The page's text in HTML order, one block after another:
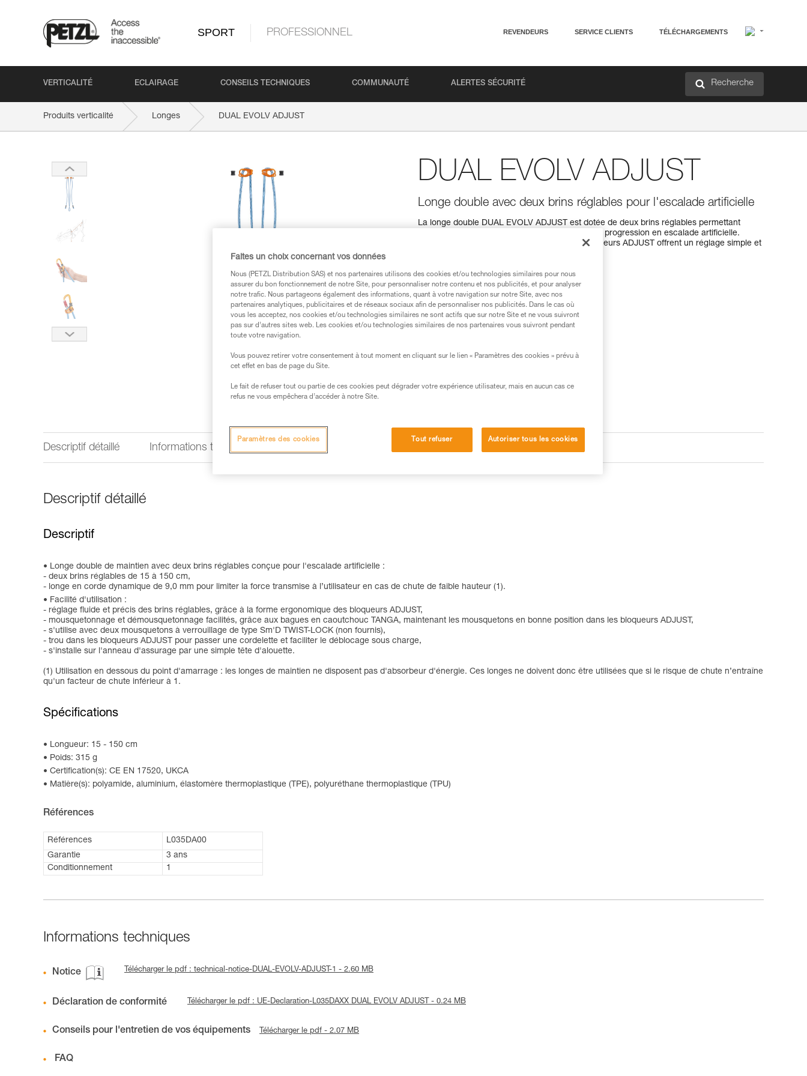
SPORT PROFESSIONNEL REVENDEURS SERVICE CLIENTS TÉLÉCHARGEMENTS
VERTICALITÉ ECLAIRAGE CONSEILS TECHNIQUES COMMUNAUTÉ ALERTES SÉCURITÉ Recherche
Produits verticalité Longes DUAL EVOLV ADJUST
DUAL EVOLV ADJUST
Longe double avec deux brins réglables pour l'escalade artificielle
La longe double DUAL EVOLV ADJUST est dotée de deux brins réglables permettant
d'ajuster indépendamment les longueurs pour la progression en escalade artificielle.
Grâce à leur forme ergonomique, les deux bloqueurs ADJUST offrent un réglage simple et
Trouvez un revendeur
Descriptif détaillé Informations techniques
Descriptif détaillé
Descriptif
Longe double de maintien avec deux brins réglables conçue pour l'escalade artificielle :
- deux brins réglables de 15 à 150 cm,
- longe en corde dynamique de 9,0 mm pour limiter la force transmise à l’utilisateur en cas de chute de faible hauteur (1).
Facilité d'utilisation :
- réglage fluide et précis des brins réglables, grâce à la forme ergonomique des bloqueurs ADJUST,
- mousquetonnage et démousquetonnage facilités, grâce aux bagues en caoutchouc TANGA, maintenant les mousquetons en bonne position dans les bloqueurs ADJUST,
- s'utilise avec deux mousquetons à verrouillage de type Sm'D TWIST-LOCK (non fournis),
- trou dans les bloqueurs ADJUST pour passer une cordelette et faciliter le déblocage sous charge,
- s'installe sur l'anneau d'assurage par une simple tête d'alouette.
(1) Utilisation en dessous du point d'amarrage : les longes de maintien ne disposent pas d'absorbeur d'énergie. Ces longes ne doivent donc être utilisées que si le risque de chute n’entraîne
qu'un facteur de chute inférieur à 1.
Spécifications
Longueur: 15 - 150 cm
Poids: 315 g
Certification(s): CE EN 17520, UKCA
Matière(s): polyamide, aluminium, élastomère thermoplastique (TPE), polyuréthane thermoplastique (TPU)
Références
Références
L035DA00
Garantie
3 ans
Conditionnement
1
Informations techniques
Notice Télécharger le pdf : technical-notice-DUAL-EVOLV-ADJUST-1 - 2.60 MB
Déclaration de conformité Télécharger le pdf : UE-Declaration-L035DAXX DUAL EVOLV ADJUST - 0.24 MB
Conseils pour l'entretien de vos équipements Télécharger le pdf - 2.07 MB
FAQ
Faites un choix concernant vos données
Nous (PETZL Distribution SAS) et nos partenaires utilisons des cookies et/ou technologies similaires pour nous
assurer du bon fonctionnement de notre Site, pour personnaliser notre contenu et nos publicités, et pour analyser
notre trafic. Nous partageons également des informations, quant à votre navigation sur notre Site, avec nos
partenaires analytiques, publicitaires et de réseaux sociaux afin de personnaliser nos publicités. Dans le cas où
vous les acceptez, nos cookies et/ou technologies similaires ne sont actifs que sur notre Site et ne vous suivront
pas sur d’autres sites web. Les cookies et/ou technologies similaires de nos partenaires vous suivront pendant
toute votre navigation.
Vous pouvez retirer votre consentement à tout moment en cliquant sur le lien « Paramètres des cookies » prévu à
cet effet en bas de page du Site.
Le fait de refuser tout ou partie de ces cookies peut dégrader votre expérience utilisateur, mais en aucun cas ce
refus ne vous empêchera d’accéder à notre Site.
Tout refuser Autoriser tous les cookies
Paramètres des cookies